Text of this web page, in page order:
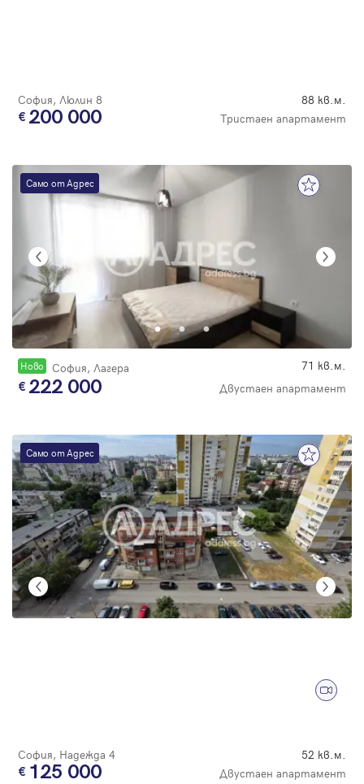
София, Люлин 8 88 кв.м.
200 000 Тристаен апартамент
Само от Адрес
Новo София, Лагера 71 кв.м.
222 000 Двустаен апартамент
Само от Адрес
София, Надежда 4 52 кв.м.
125 000 Двустаен апартамент